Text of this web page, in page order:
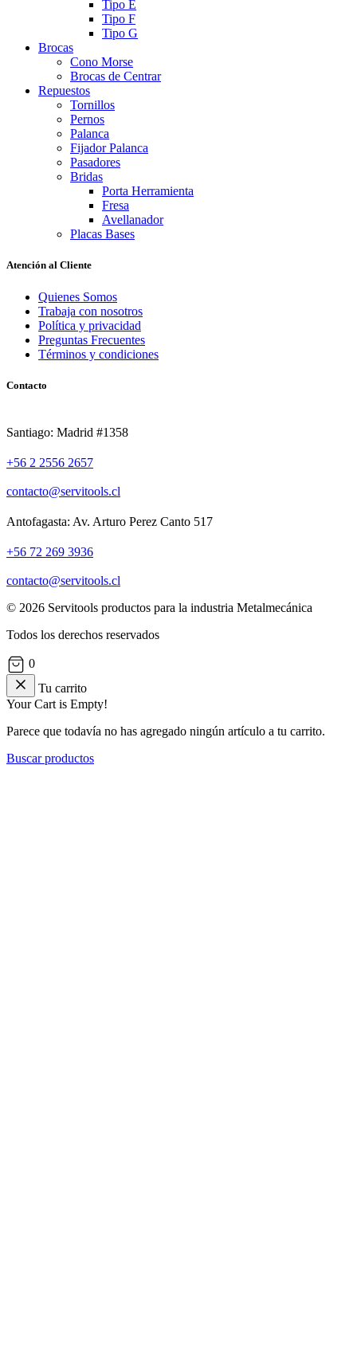
Tipo E
Tipo F
Tipo G
Brocas
Cono Morse
Brocas de Centrar
Repuestos
Tornillos
Pernos
Palanca
Fijador Palanca
Pasadores
Bridas
Porta Herramienta
Fresa
Avellanador
Placas Bases
Atención al Cliente
Quienes Somos
Trabaja con nosotros
Política y privacidad
Preguntas Frecuentes
Términos y condiciones
Contacto
Santiago: Madrid #1358
+56 2 2556 2657
contacto@servitools.cl
Antofagasta: Av. Arturo Perez Canto 517
+56 72 269 3936
contacto@servitools.cl
© 2026 Servitools productos para la industria Metalmecánica
Todos los derechos reservados
0
Tu carrito
Your Cart is Empty!
Parece que todavía no has agregado ningún artículo a tu carrito.
Buscar productos